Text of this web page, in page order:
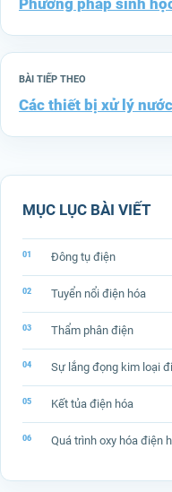
Phương pháp sinh
BÀI TIẾP THEO
Các thiết bị xử lý
MỤC LỤC BÀI VIẾT
Đông tụ điện
Tuyển nổi điện hóa
Thẩm phân điện
Sự lắng đọng kim loại
Kết tủa điện hóa
Quá trình oxy hóa điện